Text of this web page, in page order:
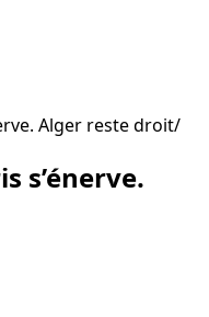
Alger reste droit
s’énerve.